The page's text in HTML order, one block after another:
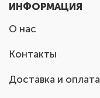
ИНФОРМАЦИЯ
О нас
Контакты
Доставка и оплата